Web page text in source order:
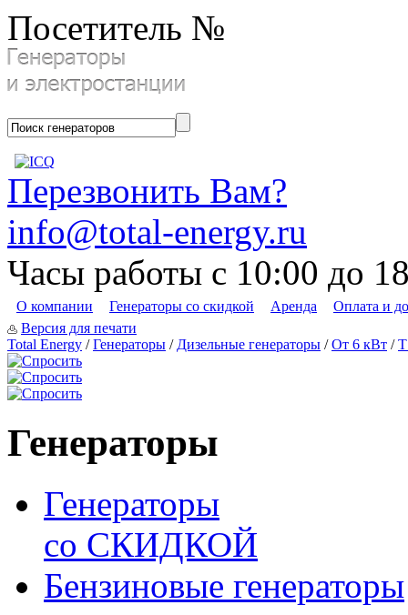
Посетитель №
Перезвонить Вам?
info@total-energy.ru
Часы работы с 10:00 до
О компании Генераторы со скидкой Аренда
Оплата и
Версия для печати
Total Energy /Генераторы / Дизельные генераторы /От 6 кВт /
Генераторы
Генераторы
со СКИДКОЙ
Бензиновые генераторы